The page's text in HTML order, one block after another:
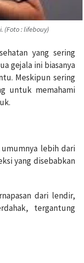
: lifebouy)
yang sering
gejala ini biasanya
Meskipun sering
untuk memahami
lebih dari
yang disebabkan
dari lendir,
tergantung